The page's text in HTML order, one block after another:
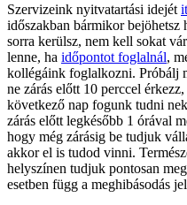
Szervizeink nyitvatartási idejét
időszakban bármikor bejöhetsz
sorra kerülsz, nem kell sokat
lenne, ha időpontot foglalnál,
kollégáink foglalkozni. Próbálj
ne zárás előtt 10 perccel
következő nap fogunk tudni
zárás előtt legkésőbb 1 órával
hogy még zárásig be tudjuk
akkor el is tudod vinni.
helyszínen tudjuk pontosan
esetben függ a meghibásodás